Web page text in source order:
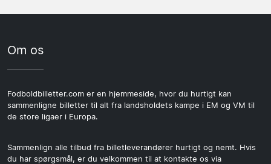
Om os
Fodboldbilletter.com er en hjemmeside, hvor du hurtigt kan
sammenligne billetter til alt fra landsholdets kampe i EM og VM til
de store ligaer i Europa.
Sammenlign alle tilbud fra billetleverandører hurtigt og nemt. Hvis
du har spørgsmål, er du velkommen til at kontakte os via